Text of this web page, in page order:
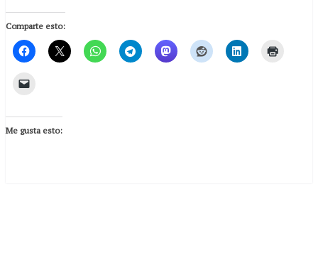
Comparte esto:
Me gusta esto: